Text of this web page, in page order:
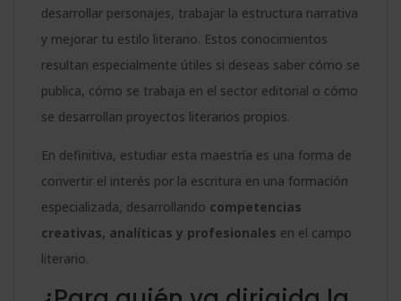
desarrollar personajes, trabajar la estructura narrativa
y mejorar tu estilo literario. Estos conocimientos
resultan especialmente útiles si deseas saber cómo se
publica, cómo se trabaja en el sector editorial o cómo
se desarrollan proyectos literarios propios.
En definitiva, estudiar esta maestría es una forma de
convertir el interés por la escritura en una formación
especializada, desarrollando competencias
creativas, analíticas y profesionales en el campo
literario.